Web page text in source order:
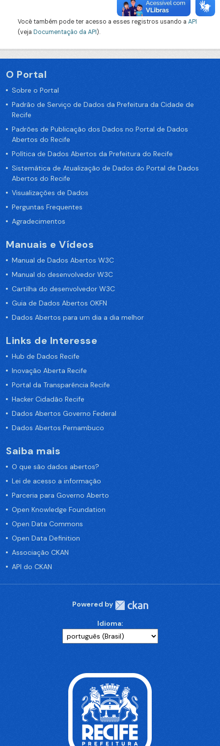
Você também pode ter acesso a esses registros usando a API
(veja Documentação da API).
O Portal
Sobre o Portal
Padrão de Serviço de Dados da Prefeitura da Cidade de
Recife
Padrões de Publicação dos Dados no Portal de Dados
Abertos do Recife
Política de Dados Abertos da Prefeitura do Recife
Sistemática de Atualização de Dados do Portal de Dados
Abertos do Recife
Visualizações de Dados
Perguntas Frequentes
Agradecimentos
Manuais e Vídeos
Manual de Dados Abertos W3C
Manual do desenvolvedor W3C
Cartilha do desenvolvedor W3C
Guia de Dados Abertos OKFN
Dados Abertos para um dia a dia melhor
Links de Interesse
Hub de Dados Recife
Inovação Aberta Recife
Portal da Transparência Recife
Hacker Cidadão Recife
Dados Abertos Governo Federal
Dados Abertos Pernambuco
Saiba mais
O que são dados abertos?
Lei de acesso a informação
Parceria para Governo Aberto
Open Knowledge Foundation
Open Data Commons
Open Data Definition
Associação CKAN
API do CKAN
Powered by
Idioma